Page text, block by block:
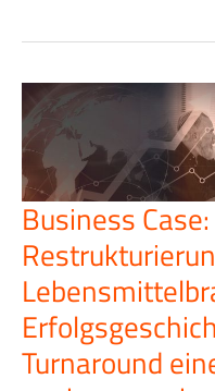
Business
Turnaround
Business
Case:
Erfolgreiche
Restrukturierung
in
der
Lebensmittelbranche
–